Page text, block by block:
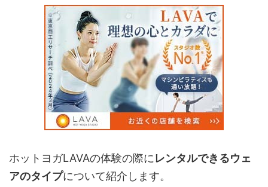
ホットヨガLAVAの体験の際にレンタルできるウェ
アのタイプについて紹介します。